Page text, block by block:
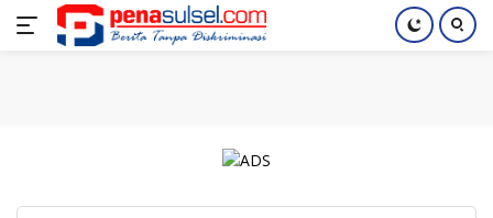
Langsung
Home Nasional Pendidikan Index